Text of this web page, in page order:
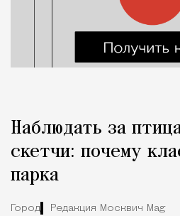
Наблюдать за
скетчи: почему
парка
Город Редакция Москвич Mag